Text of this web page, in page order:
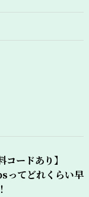
コードあり】
てどれくらい早